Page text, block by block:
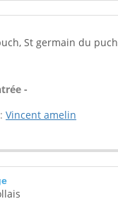
St germain du puch
-
Vincent amelin